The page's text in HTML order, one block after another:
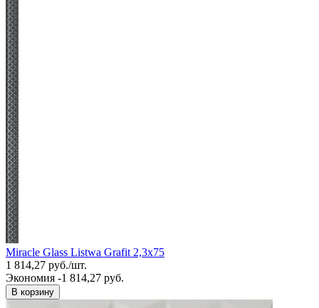
Miracle Glass Listwa Grafit 2,3x75
1 814,27 руб./шт.
Экономия -1 814,27 руб.
В корзину